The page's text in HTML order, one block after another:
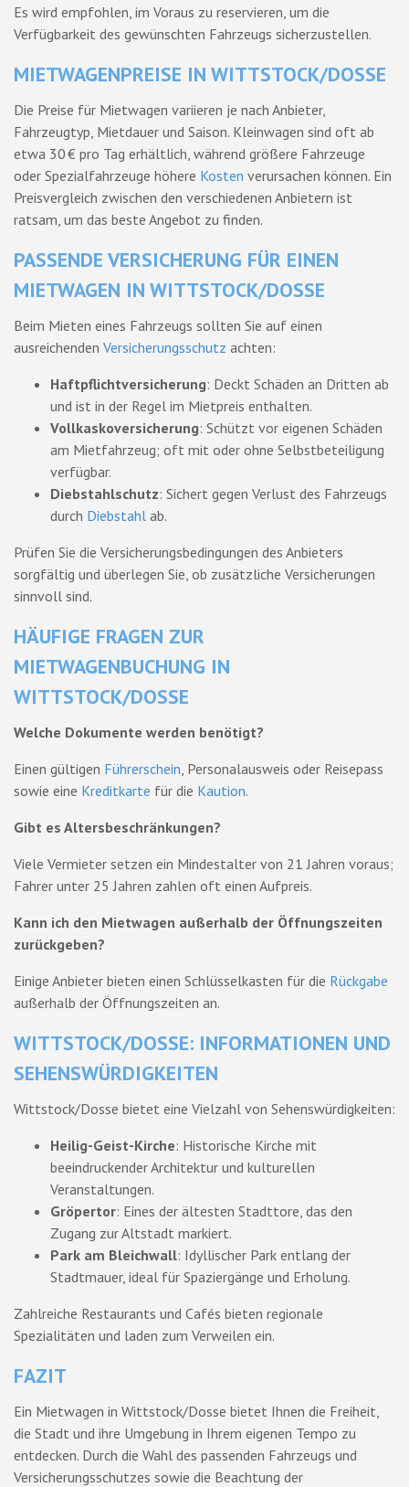
Es wird empfohlen, im Voraus zu reservieren, um die
Verfügbarkeit des gewünschten Fahrzeugs sicherzustellen.
MIETWAGENPREISE IN WITTSTOCK/DOSSE
Die Preise für Mietwagen variieren je nach Anbieter,
Fahrzeugtyp, Mietdauer und Saison. Kleinwagen sind oft ab
etwa 30 € pro Tag erhältlich, während größere Fahrzeuge
oder Spezialfahrzeuge höhere Kosten verursachen können. Ein
Preisvergleich zwischen den verschiedenen Anbietern ist
ratsam, um das beste Angebot zu finden.
PASSENDE VERSICHERUNG FÜR EINEN
MIETWAGEN IN WITTSTOCK/DOSSE
Beim Mieten eines Fahrzeugs sollten Sie auf einen
ausreichenden Versicherungsschutz achten:
Haftpflichtversicherung: Deckt Schäden an Dritten ab
und ist in der Regel im Mietpreis enthalten.
Vollkaskoversicherung: Schützt vor eigenen Schäden
am Mietfahrzeug; oft mit oder ohne Selbstbeteiligung
verfügbar.
Diebstahlschutz: Sichert gegen Verlust des Fahrzeugs
durch Diebstahl ab.
Prüfen Sie die Versicherungsbedingungen des Anbieters
sorgfältig und überlegen Sie, ob zusätzliche Versicherungen
sinnvoll sind.
HÄUFIGE FRAGEN ZUR
MIETWAGENBUCHUNG IN
WITTSTOCK/DOSSE
Welche Dokumente werden benötigt?
Einen gültigen Führerschein, Personalausweis oder Reisepass
sowie eine Kreditkarte für die Kaution.
Gibt es Altersbeschränkungen?
Viele Vermieter setzen ein Mindestalter von 21 Jahren voraus;
Fahrer unter 25 Jahren zahlen oft einen Aufpreis.
Kann ich den Mietwagen außerhalb der Öffnungszeiten
zurückgeben?
Einige Anbieter bieten einen Schlüsselkasten für die Rückgabe
außerhalb der Öffnungszeiten an.
WITTSTOCK/DOSSE: INFORMATIONEN UND
SEHENSWÜRDIGKEITEN
Wittstock/Dosse bietet eine Vielzahl von Sehenswürdigkeiten:
Heilig-Geist-Kirche: Historische Kirche mit
beeindruckender Architektur und kulturellen
Veranstaltungen.
Gröpertor: Eines der ältesten Stadttore, das den
Zugang zur Altstadt markiert.
Park am Bleichwall: Idyllischer Park entlang der
Stadtmauer, ideal für Spaziergänge und Erholung.
Zahlreiche Restaurants und Cafés bieten regionale
Spezialitäten und laden zum Verweilen ein.
FAZIT
Ein Mietwagen in Wittstock/Dosse bietet Ihnen die Freiheit,
die Stadt und ihre Umgebung in Ihrem eigenen Tempo zu
entdecken. Durch die Wahl des passenden Fahrzeugs und
Versicherungsschutzes sowie die Beachtung der